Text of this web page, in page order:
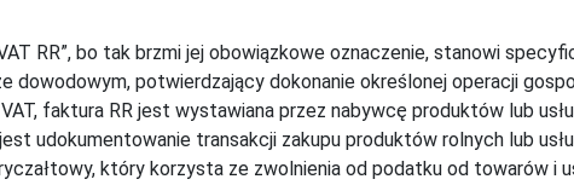
RR”, bo tak brzmi jej obowiązkowe oznaczenie, stanowi
dowodowym, potwierdzający dokonanie określonej operacji
faktura RR jest wystawiana przez nabywcę produktów lub
udokumentowanie transakcji zakupu produktów rolnych lub
który korzysta ze zwolnienia od podatku od towarów i